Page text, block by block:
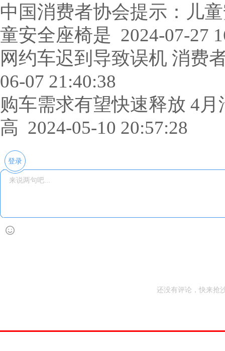
中国消费者协会提示：儿
童安全座椅是 2024-07-27
网约车迟到导致误机 消费
06-07 21:40:38
购车需求有望快速释放 4
高 2024-05-10 20:57:28
登录
还没有评论，快来抢